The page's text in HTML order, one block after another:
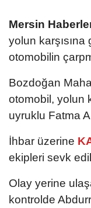
Mersin
yolun karşısına
otomobilin
Bozdoğan
otomobil, yolun
uyruklu Fatma
İhbar üzerine
ekipleri sevk
Olay yerine
kontrolde